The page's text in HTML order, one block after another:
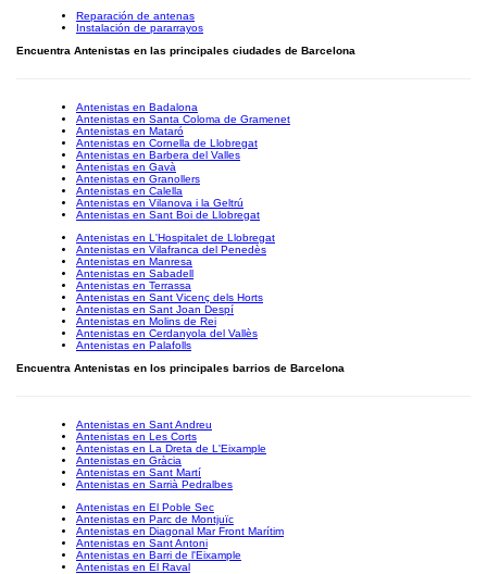
Reparación de antenas
Instalación de pararrayos
Encuentra Antenistas en las principales ciudades de Barcelona
Antenistas en Badalona
Antenistas en Santa Coloma de Gramenet
Antenistas en Mataró
Antenistas en Cornella de Llobregat
Antenistas en Barbera del Valles
Antenistas en Gavà
Antenistas en Granollers
Antenistas en Calella
Antenistas en Vilanova i la Geltrú
Antenistas en Sant Boi de Llobregat
Antenistas en L'Hospitalet de Llobregat
Antenistas en Vilafranca del Penedès
Antenistas en Manresa
Antenistas en Sabadell
Antenistas en Terrassa
Antenistas en Sant Vicenç dels Horts
Antenistas en Sant Joan Despí
Antenistas en Molins de Rei
Antenistas en Cerdanyola del Vallès
Antenistas en Palafolls
Encuentra Antenistas en los principales barrios de Barcelona
Antenistas en Sant Andreu
Antenistas en Les Corts
Antenistas en La Dreta de L'Eixample
Antenistas en Gràcia
Antenistas en Sant Martí
Antenistas en Sarrià Pedralbes
Antenistas en El Poble Sec
Antenistas en Parc de Montjuïc
Antenistas en Diagonal Mar Front Marítim
Antenistas en Sant Antoni
Antenistas en Barri de l'Eixample
Antenistas en El Raval